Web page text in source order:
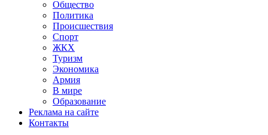
Общество
Политика
Происшествия
Спорт
ЖКХ
Туризм
Экономика
Армия
В мире
Образование
Реклама на сайте
Контакты